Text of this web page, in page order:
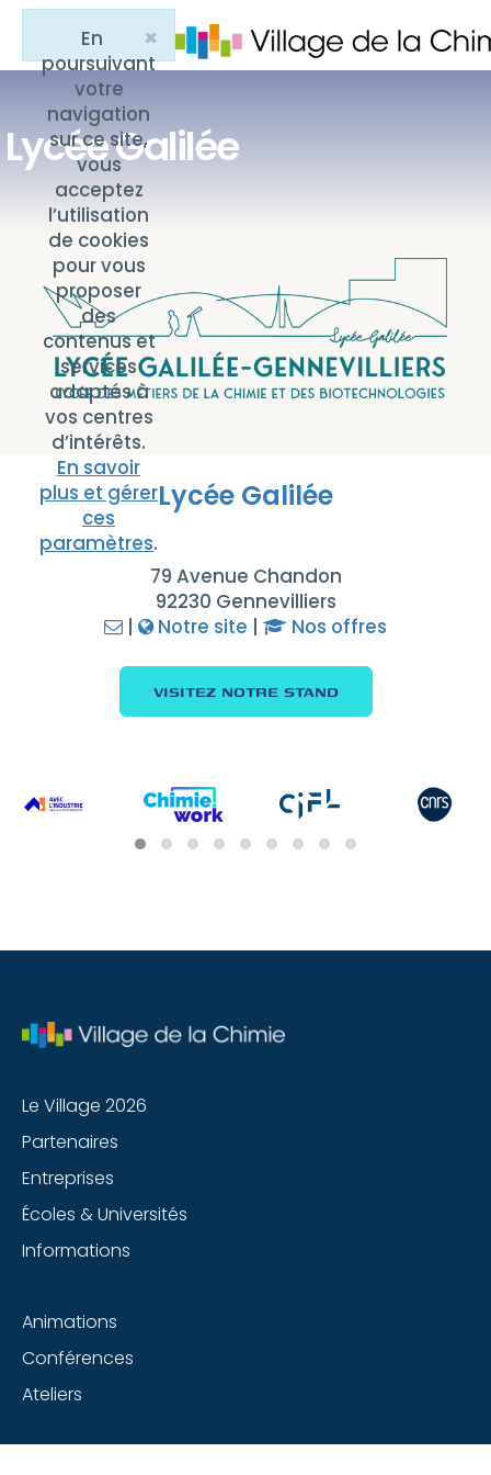
×
Close
En
poursuivant
votre
navigation
sur ce site,
vous
acceptez
l’utilisation
de cookies
pour vous
proposer
des
contenus et
services
adaptés à
vos centres
d’intérêts.
En savoir
plus et gérer
ces
paramètres.
Lycée Galilée
Lycée Galilée
79 Avenue Chandon
92230 Gennevilliers
|
Notre site | Nos offres
VISITEZ NOTRE STAND
Le Village 2026
Partenaires
Entreprises
Écoles & Universités
Informations
Animations
Conférences
Ateliers